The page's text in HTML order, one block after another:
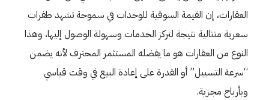
العقارات، إن القيمة السوقية للوحدات في سموحة تشهد طفرات
سعرية متتالية نتيجة لتركز الخدمات وسهولة الوصول إليها، وهذا
النوع من العقارات هو ما يفضله المستثمر المحترف لأنه يضمن
“سرعة التسييل” أو القدرة على إعادة البيع في وقت قياسي
وبأرباح مجزية.